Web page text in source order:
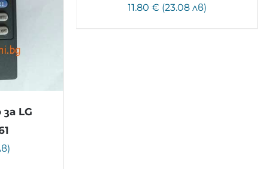
LG
11.80 € (23.08 лв)